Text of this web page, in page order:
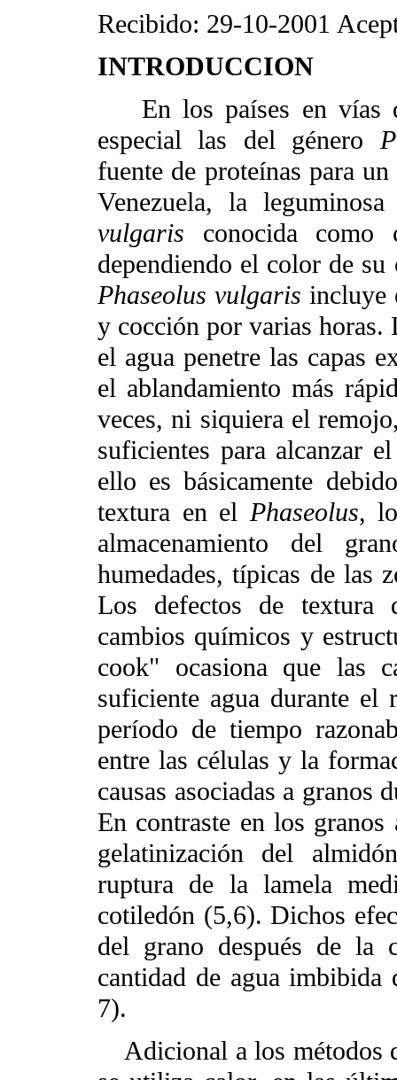
Recibido: 29-10-2001
INTRODUCCION
En los países en vías
especial las del género
fuente de proteínas para
Venezuela, la
vulgaris conocida como
dependiendo el color de
Phaseolus vulgaris incluye
y cocción por varias horas.
el agua penetre las capas
el ablandamiento más
veces, ni siquiera el
suficientes para alcanzar
ello es básicamente
textura en el Phaseolus,
almacenamiento del
humedades, típicas de las
Los defectos de textura
cambios químicos y
cook" ocasiona que las
suficiente agua durante el
período de tiempo
entre las células y la
causas asociadas a granos
En contraste en los granos
gelatinización del
ruptura de la lamela
cotiledón (5,6). Dichos
del grano después de la
cantidad de agua
7).
Adicional a los métodos